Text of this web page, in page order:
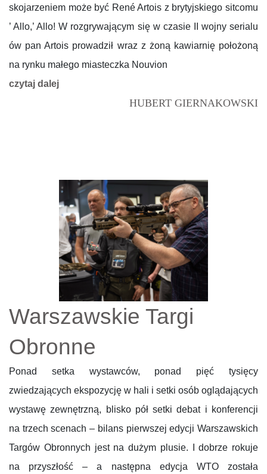
skojarzeniem może być René Artois z brytyjskiego sitcomu
’ Allo,’ Allo! W rozgrywającym się w czasie II wojny serialu
ów pan Artois prowadził wraz z żoną kawiarnię położoną
na rynku małego miasteczka Nouvion
czytaj dalej
HUBERT GIERNAKOWSKI
Warszawskie Targi
Obronne
Ponad setka wystawców, ponad pięć tysięcy
zwiedzających ekspozycję w hali i setki osób oglądających
wystawę zewnętrzną, blisko pół setki debat i konferencji
na trzech scenach – bilans pierwszej edycji Warszawskich
Targów Obronnych jest na dużym plusie. I dobrze rokuje
na przyszłość – a następna edycja WTO została